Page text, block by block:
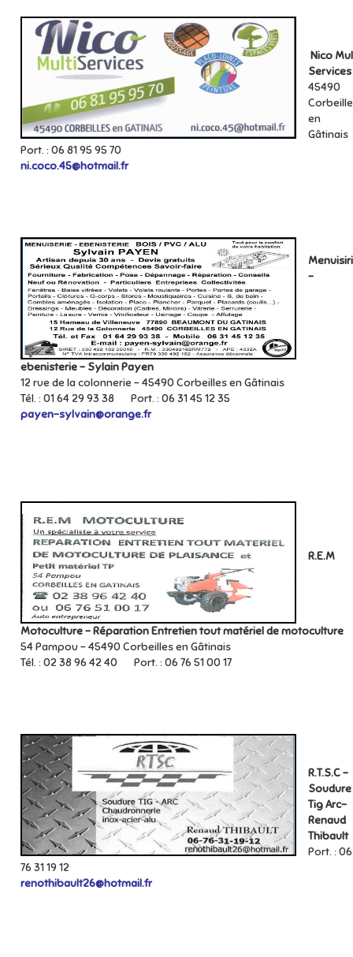
Nico
Services
45490
en
Gâtinais
Port. : 06 81 95 95 70
ni.coco.45@hotmail.fr
-
ebenisterie - Sylain Payen
12 rue de la colonnerie - 45490 Corbeilles en Gâtinais
Tél. : 01 64 29 93 38 Port. : 06 31 45 12 35
payen-sylvain@orange.fr
R.E.M
Motoculture – Réparation Entretien tout matériel de motoculture
54 Pampou – 45490 Corbeilles en Gâtinais
Tél. : 02 38 96 42 40 Port. : 06 76 51 00 17
R.T.S.C -
Soudure
Tig Arc-
Renaud
Thibault
Port. : 06
76 31 19 12
renothibault26@hotmail.fr